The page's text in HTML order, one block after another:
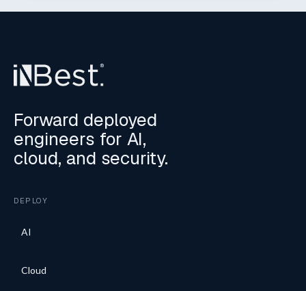
Forward deployed
engineers for AI,
cloud, and security.
DEPLOY
AI
Cloud